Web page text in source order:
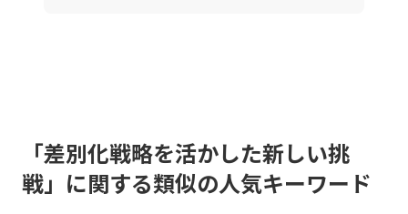
が、後のトラブル回避に寄与します。・さらに、自己の思
考を論理的に整理する力を高めることで、情報の伝達精度
が向上し、結果として仕事で話が噛み合わない人との対処
か、あるいは誤解が生じたかを見極める能力が必要となり
ます。「ビジネスにおけるコミュニケーション能力」で成
功を収めるためには、自身の伝えたい内容を明確に定義
ては、自社の強みや独自性を生かした戦略立案が不可欠と
なります。 レッドオーシャン 戦い方の基本戦略 レッドオ
ーシャン市場で成功を収めるためには、以下の3つの基本
癖とは 先延ばし癖とは、必要なタスクや業務を期限内に
着手・遂行せず、後回しにする習慣や傾向を指します。こ
の現象は単なる怠慢や意志の弱さだけに起因するものでは
「差別化戦略を活かした新しい挑
戦」に関する類似の人気キーワード